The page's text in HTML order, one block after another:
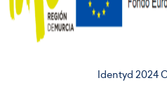
Identyd 2024